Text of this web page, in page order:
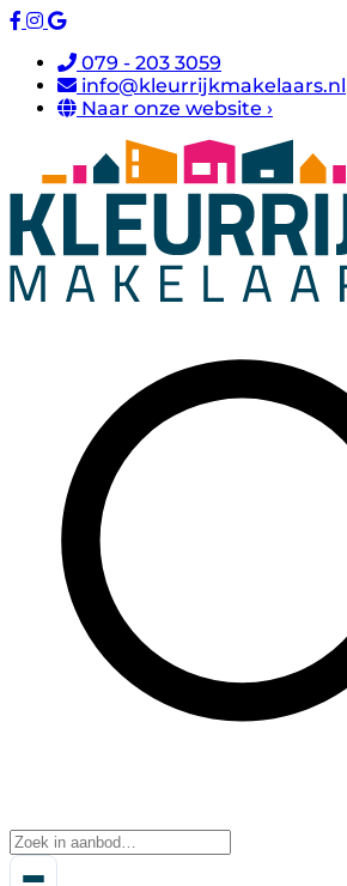
079 - 203 3059
info@kleurrijkmakelaars.nl
Naar onze website ›